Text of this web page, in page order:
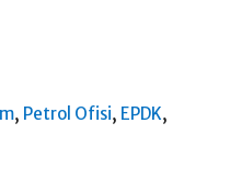
, Petrol Ofisi, EPDK,